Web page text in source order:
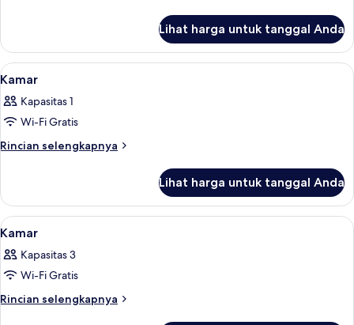
Kamar
Lihat harga untuk tanggal Anda
Lihat
semua
foto
untuk
Kamar
1
Kamar
Kapasitas 1
Wi-Fi Gratis
Rincian selengkapnya
Rincian
Kamar
Lihat harga untuk tanggal Anda
Lihat
semua
foto
untuk
Kamar
1
Kamar
Kapasitas 3
Wi-Fi Gratis
Rincian selengkapnya
Rincian